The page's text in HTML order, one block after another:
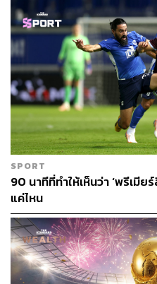
ภาพ: Martin Rose / Getty
Contributor
อ้างอิง:
https://
5/thomas-muller-
TAGS: กีฬาฟุตบอล Thomas
team)
SPORT
90 นาทีที่ทำให้เห็นว่า ‘พรีเมีย
แค่ไหน